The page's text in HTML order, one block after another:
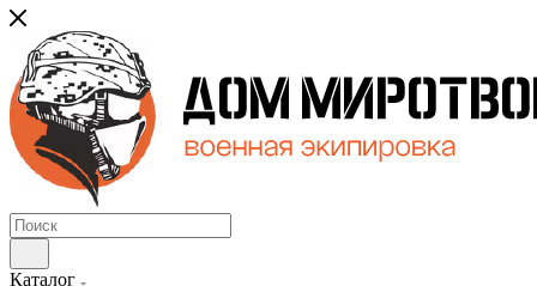
Каталог